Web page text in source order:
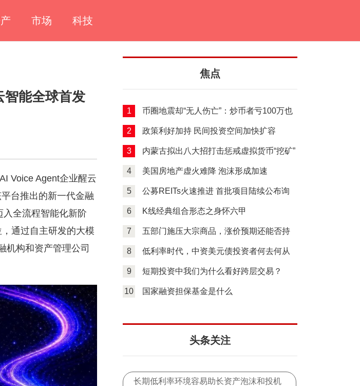
市场 科技
能全球首发
Voice Agent企业醒云
台推出的新一代金融
全流程智能化新阶
通过自主研发的大模
机构和资产管理公司
焦点
1
币圈地震却“无人伤亡”：炒币者亏100万也
要继续买
2
政策利好加持 民间投资空间加快扩容
3 内蒙古拟出八大招打击惩戒虚拟货币“挖矿”
4 美国房地产虚火难降 泡沫形成加速
5
公募REITs火速推进 首批项目陆续公布询
6
K线经典组合形态之身怀六甲
7
五部门施压大宗商品，涨价预期还能否持
8
低利率时代，中资美元债投资者何去何从
9 短期投资中我们为什么看好跨层交易？
10 国家融资担保基金是什么
头条关注
长期低利率环境容易助长资产泡沫和投机